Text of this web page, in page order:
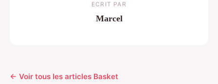
ECRIT PAR
Marcel
← Voir tous les articles Basket